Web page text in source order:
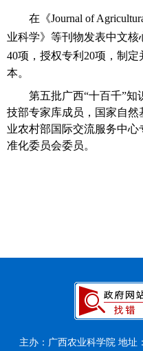
在《Journal of
业科学》等刊物发表中文核
40项，授权专利 20项，制定
本。
第五批广西“十百千”
技部专家库成员，国家自
业农村部国际交流服务中
准化委员会委员。
主办：广西农业科学院 地址